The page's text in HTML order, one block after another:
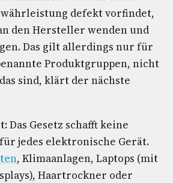
defekt vorfindet,
den Hersteller wenden und
Das gilt allerdings nur für
Produktgruppen, nicht
sind, klärt der nächste
Das Gesetz schafft keine
jedes elektronische Gerät.
, Klimaanlagen, Laptops (mit
Haartrockner oder